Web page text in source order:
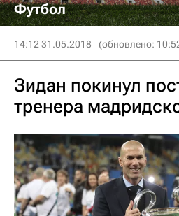
Футбол
14:12 31.05.2018 (обновлено:
Зидан покинул
тренера